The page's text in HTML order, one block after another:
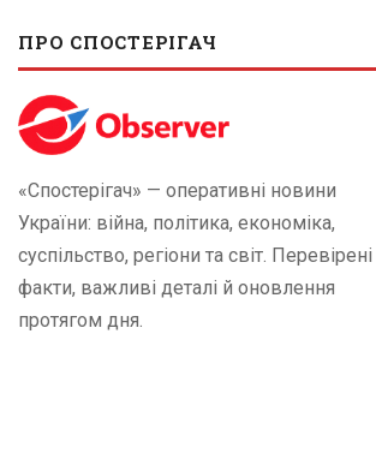
ПРО СПОСТЕРІГАЧ
«Спостерігач» — оперативні новини
України: війна, політика, економіка,
суспільство, регіони та світ. Перевірені
факти, важливі деталі й оновлення
протягом дня.